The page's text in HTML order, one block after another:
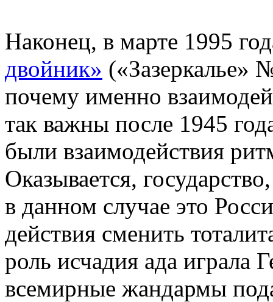
Наконец, в марте 1995
двойник» («Зазеркалье»
почему именно
так важны после 1945
были взаимодействия
Оказывается,
в данном случае это
действия сменить
роль исчадия ада играла
всемирные жандармы